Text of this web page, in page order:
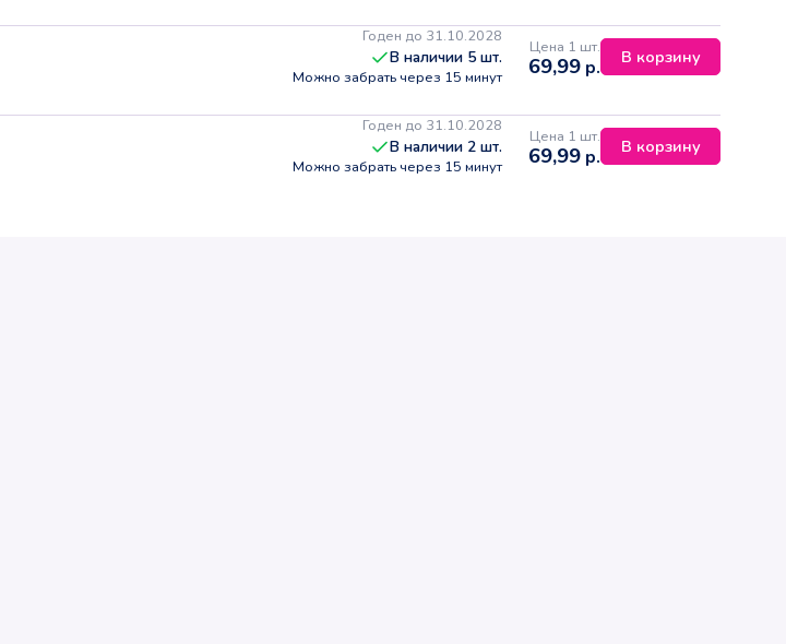
Годен до 31.10.2028
В наличии 5 шт.
Можно забрать через 15 минут
Цена 1 шт.
69,99 р. В корзину
Годен до 31.10.2028
В наличии 2 шт.
Можно забрать через 15 минут
Цена 1 шт.
69,99 р. В корзину